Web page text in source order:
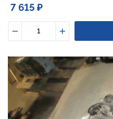
7 615 ₽
Увеличить